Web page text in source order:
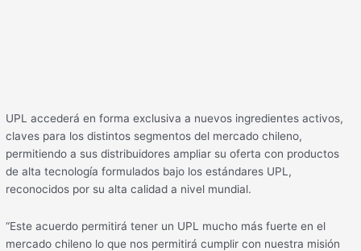
UPL accederá en forma exclusiva a nuevos ingredientes activos,
claves para los distintos segmentos del mercado chileno,
permitiendo a sus distribuidores ampliar su oferta con productos
de alta tecnología formulados bajo los estándares UPL,
reconocidos por su alta calidad a nivel mundial.
“Este acuerdo permitirá tener un UPL mucho más fuerte en el
mercado chileno lo que nos permitirá cumplir con nuestra misión